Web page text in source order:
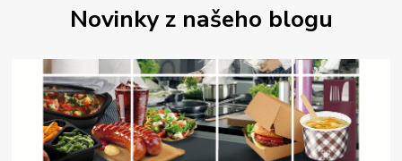
Novinky z našeho blogu